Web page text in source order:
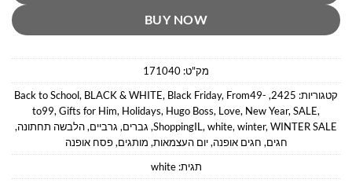
BUY NOW
מק"ט: 171040
קטגוריות: 2425
,
Back to School, BLACK & WHITE, Black Friday, From49-
to99, Gifts for Him, Holidays, Hugo Boss, Love, New Year, SALE,
ShoppingIL, white, winter, WINTER SALE
, גברים, גרביים,הלבשה תחתונה,
חגים, חגים אופנה,יום העצמאות, מותגים,פסח אופנה
תגית:white